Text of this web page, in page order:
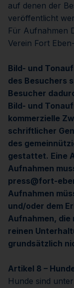
auf denen der
veröffentlicht
Für Aufnahmen
Verein Fort
Bild- und
des Besuchers
Besucher
Bild- und
kommerzielle
schriftlicher
des
gestattet. Eine
Aufnahmen
press@fort-
Aufnahmen
und/oder dem
Aufnahmen, die
reinen
grundsätzlich
Artikel 8 –
Hunde sind